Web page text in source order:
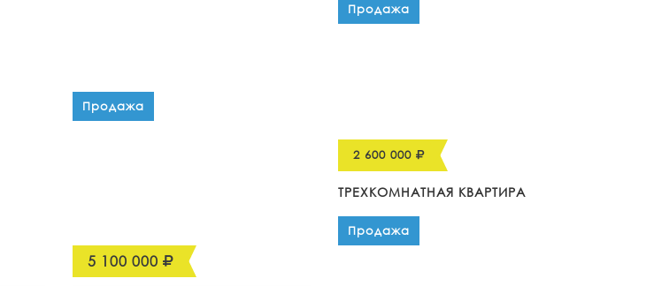
Продажа
5 100 000
Продажа
2 600 000
ТРЕХКОМНАТНАЯ КВАРТИРА
Продажа